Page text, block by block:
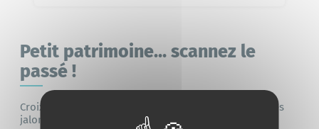
Petit patrimoine… scannez le
passé !
Croix anciennes, statues, calvaires… plus de 20 édifices
jalonnent la commune, certains datant du XVe siècle.